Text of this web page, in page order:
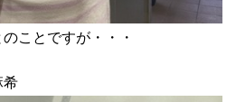
ことですが・・・
希